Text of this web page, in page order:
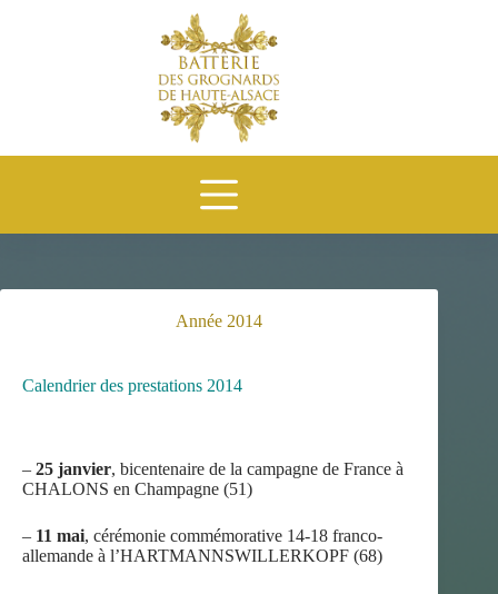
Année 2014
Calendrier des prestations 2014
– 25 janvier, bicentenaire de la campagne de France à
CHALONS en Champagne (51)
– 11 mai, cérémonie commémorative 14-18 franco-
allemande à l’HARTMANNSWILLERKOPF (68)